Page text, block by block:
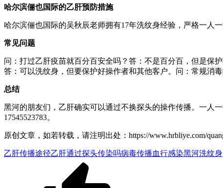
哈尔滨俪也国际的乙肝预防措施
哈尔滨俪也国际的吴秋辰老师拥有17年洗纹身经验，严格一人
常见问题
问：打过乙肝疫苗就百分百安全吗？答：不是百分百，但是保
答：可以洗纹身，但要保护好操作者和其他客户。问：常规消
总结
黑河的朋友们，乙肝确实可以通过不换探头的操作传播。一人
17545523783。
原创文章，如若转载，请注明出处：https://www.hrbliye.com/
乙肝传播途径乙肝通过探头传染吗病毒传播血行感染黑河洗纹身